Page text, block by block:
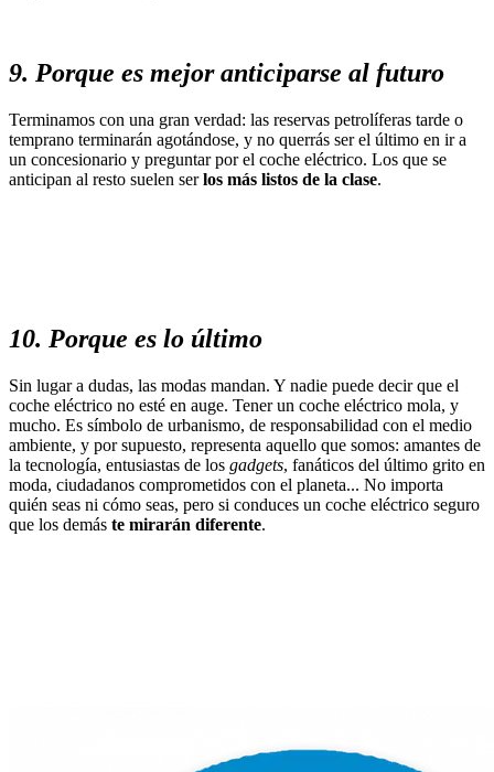
9. Porque es mejor anticiparse al futuro
Terminamos con una gran verdad: las reservas petrolíferas tarde o
temprano terminarán agotándose, y no querrás ser el último en ir a
un concesionario y preguntar por el coche eléctrico. Los que se
anticipan al resto suelen serlos más listos de la clase.
10. Porque es lo último
Sin lugar a dudas, las modas mandan. Y nadie puede decir que el
coche eléctrico no esté en auge. Tener un coche eléctrico mola, y
mucho. Es símbolo de urbanismo, de responsabilidad con el medio
ambiente, y por supuesto, representa aquello que somos: amantes de
la tecnología, entusiastas de los gadgets, fanáticos del último grito en
moda, ciudadanos comprometidos con el planeta... No importa
quién seas ni cómo seas, pero si conduces un coche eléctrico seguro
que los demás te mirarán diferente.